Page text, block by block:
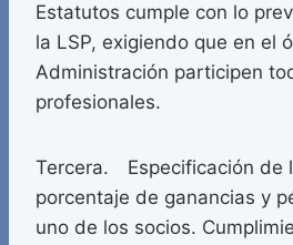
Estatutos cumple con lo
la LSP, exigiendo que en el
Administración participen
profesionales.
Tercera. Especificación de
porcentaje de ganancias y
uno de los socios.